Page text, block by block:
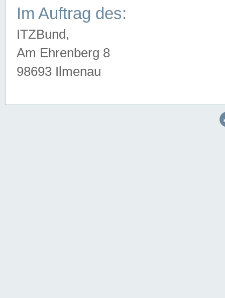
Im Auftrag des:
ITZBund,
Am Ehrenberg 8
98693 Ilmenau